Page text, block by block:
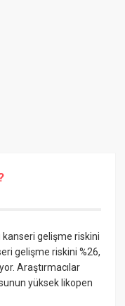
kanseri gelişme riskini
gelişme riskini %26,
Araştırmacılar
yüksek likopen